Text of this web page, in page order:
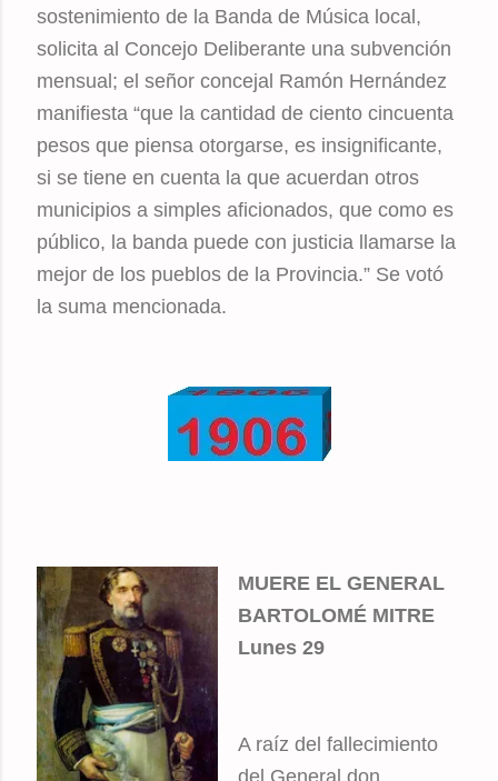
sostenimiento de la Banda de Música local,
solicita al Concejo Deliberante una subvención
mensual; el señor concejal Ramón Hernández
manifiesta “que la cantidad de ciento cincuenta
pesos que piensa otorgarse, es insignificante,
si se tiene en cuenta la que acuerdan otros
municipios a simples aficionados, que como es
público, la banda puede con justicia llamarse la
mejor de los pueblos de la Provincia.” Se votó
la suma mencionada.
MUERE EL GENERAL
BARTOLOMÉ MITRE
Lunes 29
A raíz del fallecimiento
del General don